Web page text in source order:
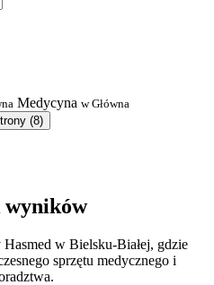
Medycyna w Główna
(8)
w Bielsku-Białej, gdzie
sprzętu medycznego i